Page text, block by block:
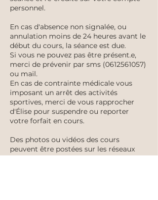
personnel.
En cas d'absence non signalée, ou
annulation moins de 24 heures avant le
début du cours, la séance est due.
Si vous ne pouvez pas être présent.e,
merci de prévenir par sms (0612561057)
ou mail.
En cas de contrainte médicale vous
imposant un arrêt des activités
sportives, merci de vous rapprocher
d'Élise pour suspendre ou reporter
votre forfait en cours.
Des photos ou vidéos des cours
peuvent être postées sur les réseaux
sociaux. Merci de signaler à Elise si vous